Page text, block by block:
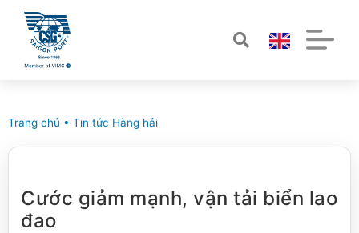
Trang chủ • Tin tức Hàng hải
Cước giảm mạnh, vận tải biển lao
đao